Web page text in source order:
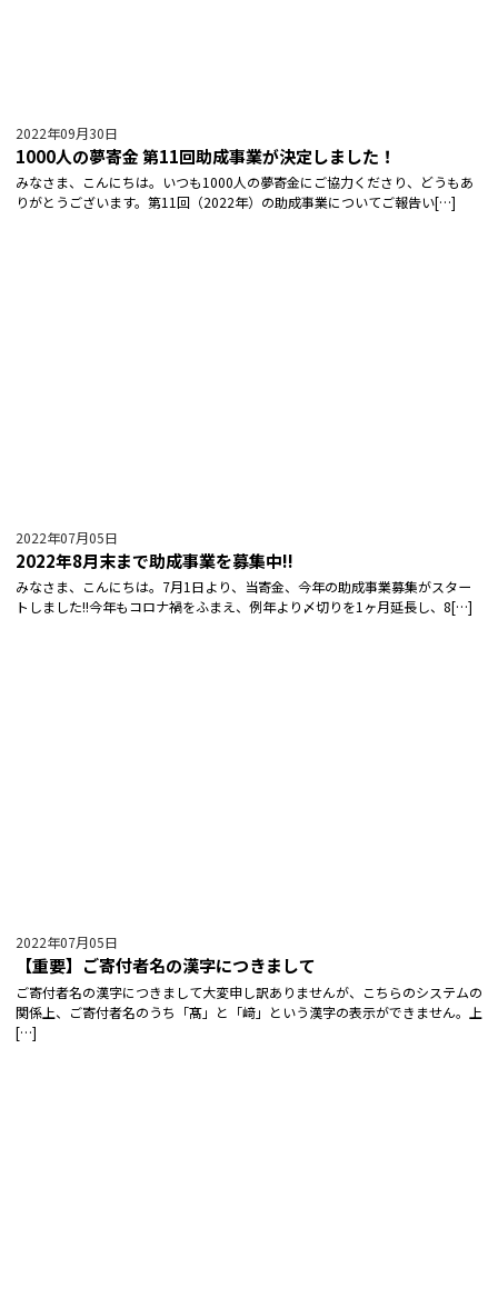
2022年09月30日
1000人の夢寄金 第11回助成事業が決定しました！
みなさま、こんにちは。いつも1000人の夢寄金にご協力くださり、どうもあ
りがとうございます。第11回（2022年）の助成事業についてご報告い[…]
2022年07月05日
2022年8月末まで助成事業を募集中!!
みなさま、こんにちは。7月1日より、当寄金、今年の助成事業募集がスター
トしました!!今年もコロナ禍をふまえ、例年より〆切りを1ヶ月延長し、8[…]
2022年07月05日
【重要】ご寄付者名の漢字につきまして
ご寄付者名の漢字につきまして大変申し訳ありませんが、こちらのシステムの
関係上、ご寄付者名のうち「髙」と「﨑」という漢字の表示ができません。上
[…]